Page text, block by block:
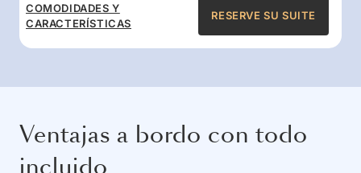
COMODIDADES Y
CARACTERÍSTICAS
RESERVE SU SUITE
Ventajas a bordo con todo
incluido